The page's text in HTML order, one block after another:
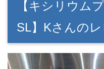
【キシリウム
SL】Kさんの